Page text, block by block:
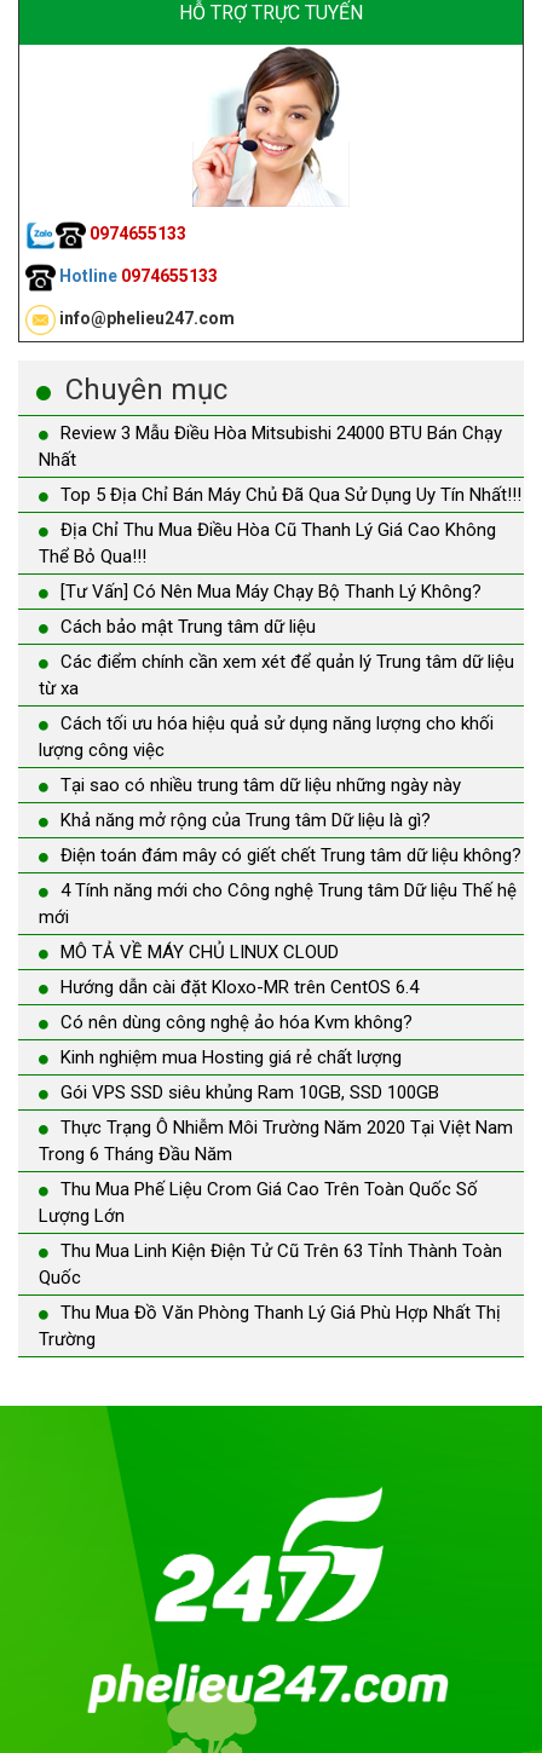
HỖ TRỢ TRỰC TUYẾN
0974655133
Hotline 0974655133
info@phelieu247.com
Chuyên mục
Review 3 Mẫu Điều Hòa Mitsubishi 24000 BTU Bán Chạy
Nhất
Top 5 Địa Chỉ Bán Máy Chủ Đã Qua Sử Dụng Uy Tín Nhất!!!
Địa Chỉ Thu Mua Điều Hòa Cũ Thanh Lý Giá Cao Không
Thể Bỏ Qua!!!
[Tư Vấn] Có Nên Mua Máy Chạy Bộ Thanh Lý Không?
Cách bảo mật Trung tâm dữ liệu
Các điểm chính cần xem xét để quản lý Trung tâm dữ liệu
từ xa
Cách tối ưu hóa hiệu quả sử dụng năng lượng cho khối
lượng công việc
Tại sao có nhiều trung tâm dữ liệu những ngày này
Khả năng mở rộng của Trung tâm Dữ liệu là gì?
Điện toán đám mây có giết chết Trung tâm dữ liệu không?
4 Tính năng mới cho Công nghệ Trung tâm Dữ liệu Thế hệ
mới
MÔ TẢ VỀ MÁY CHỦ LINUX CLOUD
Hướng dẫn cài đặt Kloxo-MR trên CentOS 6.4
Có nên dùng công nghệ ảo hóa Kvm không?
Kinh nghiệm mua Hosting giá rẻ chất lượng
Gói VPS SSD siêu khủng Ram 10GB, SSD 100GB
Thực Trạng Ô Nhiễm Môi Trường Năm 2020 Tại Việt Nam
Trong 6 Tháng Đầu Năm
Thu Mua Phế Liệu Crom Giá Cao Trên Toàn Quốc Số
Lượng Lớn
Thu Mua Linh Kiện Điện Tử Cũ Trên 63 Tỉnh Thành Toàn
Quốc
Thu Mua Đồ Văn Phòng Thanh Lý Giá Phù Hợp Nhất Thị
Trường